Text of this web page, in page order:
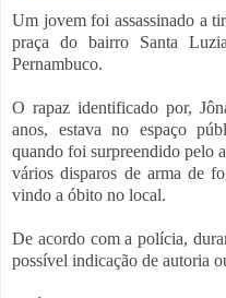
Um jovem foi assassinado a
praça do bairro Santa
Pernambuco.
O rapaz identificado por,
anos, estava no espaço
quando foi surpreendido pelo
vários disparos de arma de
vindo a óbito no local.
De acordo com a polícia,
possível indicação de autoria